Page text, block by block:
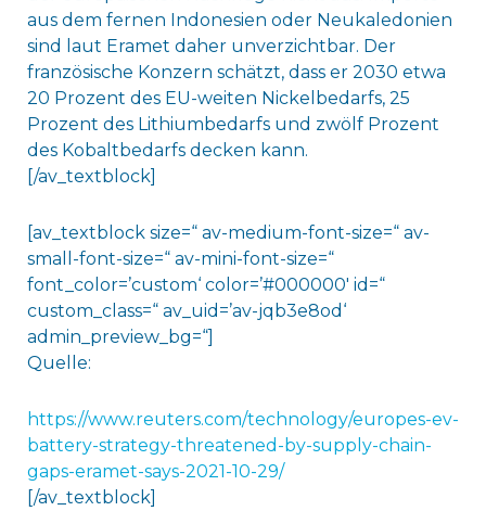
aus dem fernen Indonesien oder Neukaledonien
sind laut Eramet daher unverzichtbar. Der
französische Konzern schätzt, dass er 2030 etwa
20 Prozent des EU-weiten Nickelbedarfs, 25
Prozent des Lithiumbedarfs und zwölf Prozent
des Kobaltbedarfs decken kann.
[/av_textblock]
[av_textblock size=“ av-medium-font-size=“ av-
small-font-size=“ av-mini-font-size=“
font_color=’custom‘ color=’#000000′ id=“
custom_class=“ av_uid=’av-jqb3e8od‘
admin_preview_bg=“]
Quelle:
https://www.reuters.com/technology/europes-ev-
battery-strategy-threatened-by-supply-chain-
gaps-eramet-says-2021-10-29/
[/av_textblock]